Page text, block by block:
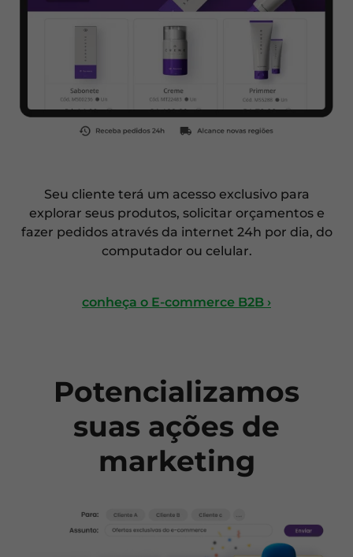
Seu cliente terá um acesso exclusivo para
explorar seus produtos, solicitar orçamentos e
fazer pedidos através da internet 24h por dia, do
computador ou celular.
conheça o E-commerce B2B ›
Potencializamos
suas ações de
marketing